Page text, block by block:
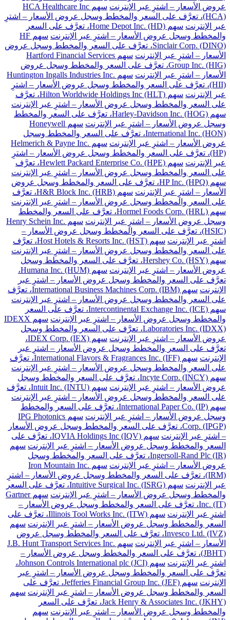
عروض الأسعار – اشترِ عبر الإنترنت
سهم HCA Healthcare Inc
(HCA)، تعرَّف على السعر والمخطط وسجل عروض الأسعار – اشترِ
عبر الإنترنت
سهم Home Depot Inc. (HD)، تعرَّف على السعر
والمخطط وسجل عروض الأسعار – اشترِ عبر الإنترنت
سهم HF
Sinclair Corp. (DINO)، تعرَّف على السعر والمخطط وسجل عروض
الأسعار – اشترِ عبر الإنترنت
سهم Hartford Financial Services
Group Inc. (HIG)، تعرَّف على السعر والمخطط وسجل عروض
الأسعار – اشترِ عبر الإنترنت
سهم Huntington Ingalls Industries Inc.
(HII)، تعرَّف على السعر والمخطط وسجل عروض الأسعار – اشترِ
عبر الإنترنت
سهم Hilton Worldwide Holdings Inc (HLT)، تعرَّف
على السعر والمخطط وسجل عروض الأسعار – اشترِ عبر الإنترنت
سهم Harley-Davidson Inc. (HOG)، تعرَّف على السعر والمخطط
وسجل عروض الأسعار – اشترِ عبر الإنترنت
سهم Honeywell
International Inc. (HON)، تعرَّف على السعر والمخطط وسجل
عروض الأسعار – اشترِ عبر الإنترنت
سهم Helmerich & Payne Inc.
(HP)، تعرَّف على السعر والمخطط وسجل عروض الأسعار – اشترِ
عبر الإنترنت
سهم Hewlett Packard Enterprise Co. (HPE)، تعرَّف
على السعر والمخطط وسجل عروض الأسعار – اشترِ عبر الإنترنت
سهم HP Inc. (HPQ)، تعرَّف على السعر والمخطط وسجل عروض
الأسعار – اشترِ عبر الإنترنت
سهم H&R Block Inc. (HRB)، تعرَّف
على السعر والمخطط وسجل عروض الأسعار – اشترِ عبر الإنترنت
سهم Hormel Foods Corp. (HRL)، تعرَّف على السعر والمخطط
وسجل عروض الأسعار – اشترِ عبر الإنترنت
سهم Henry Schein Inc.
(HSIC)، تعرَّف على السعر والمخطط وسجل عروض الأسعار –
اشترِ عبر الإنترنت
سهم Host Hotels & Resorts Inc. (HST)، تعرَّف
على السعر والمخطط وسجل عروض الأسعار – اشترِ عبر الإنترنت
سهم Hershey Co. (HSY)، تعرَّف على السعر والمخطط وسجل
عروض الأسعار – اشترِ عبر الإنترنت
سهم Humana Inc. (HUM)،
تعرَّف على السعر والمخطط وسجل عروض الأسعار – اشترِ عبر
الإنترنت
سهم International Business Machines Corp. (IBM)، تعرَّف
على السعر والمخطط وسجل عروض الأسعار – اشترِ عبر الإنترنت
سهم Intercontinental Exchange Inc. (ICE)، تعرَّف على السعر
والمخطط وسجل عروض الأسعار – اشترِ عبر الإنترنت
سهم IDEXX
Laboratories Inc. (IDXX)، تعرَّف على السعر والمخطط وسجل
عروض الأسعار – اشترِ عبر الإنترنت
سهم IDEX Corp. (IEX)،
تعرَّف على السعر والمخطط وسجل عروض الأسعار – اشترِ عبر
الإنترنت
سهم International Flavors & Fragrances Inc. (IFF)، تعرَّف
على السعر والمخطط وسجل عروض الأسعار – اشترِ عبر الإنترنت
سهم Incyte Corp. (INCY)، تعرَّف على السعر والمخطط وسجل
عروض الأسعار – اشترِ عبر الإنترنت
سهم Intuit Inc. (INTU)، تعرَّف
على السعر والمخطط وسجل عروض الأسعار – اشترِ عبر الإنترنت
سهم International Paper Co. (IP)، تعرَّف على السعر والمخطط
وسجل عروض الأسعار – اشترِ عبر الإنترنت
سهم IPG Photonics
Corp. (IPGP)، تعرَّف على السعر والمخطط وسجل عروض الأسعار
– اشترِ عبر الإنترنت
سهم IQVIA Holdings Inc (IQV)، تعرَّف على
السعر والمخطط وسجل عروض الأسعار – اشترِ عبر الإنترنت سهم
Ingersoll-Rand Plc (IR)، تعرَّف على السعر والمخطط وسجل
عروض الأسعار – اشترِ عبر الإنترنت
سهم Iron Mountain Inc.
(IRM)، تعرَّف على السعر والمخطط وسجل عروض الأسعار – اشترِ
عبر الإنترنت
سهم Intuitive Surgical Inc. (ISRG)، تعرَّف على السعر
والمخطط وسجل عروض الأسعار – اشترِ عبر الإنترنت
سهم Gartner
Inc. (IT)، تعرَّف على السعر والمخطط وسجل عروض الأسعار –
اشترِ عبر الإنترنت
سهم Illinois Tool Works Inc. (ITW)، تعرَّف على
السعر والمخطط وسجل عروض الأسعار – اشترِ عبر الإنترنت سهم
Invesco Ltd. (IVZ)، تعرَّف على السعر والمخطط وسجل عروض
الأسعار – اشترِ عبر الإنترنت
سهم J.B. Hunt Transport Services Inc.
(JBHT)، تعرَّف على السعر والمخطط وسجل عروض الأسعار –
اشترِ عبر الإنترنت
سهم Johnson Controls International plc (JCI)،
تعرَّف على السعر والمخطط وسجل عروض الأسعار – اشترِ عبر
الإنترنت
سهم Jefferies Financial Group Inc. (JEF)، تعرَّف على
السعر والمخطط وسجل عروض الأسعار – اشترِ عبر الإنترنت سهم
Jack Henry & Associates Inc. (JKHY)، تعرَّف على السعر
والمخطط وسجل عروض الأسعار – اشترِ عبر الإنترنت سهم